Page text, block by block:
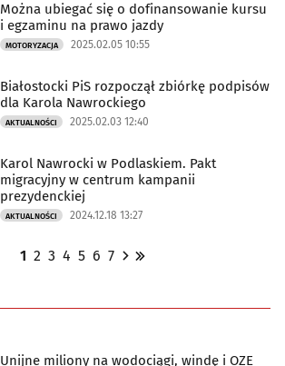
Można ubiegać się o dofinansowanie kursu
i egzaminu na prawo jazdy
MOTORYZACJA 2025.02.05 10:55
Białostocki PiS rozpoczął zbiórkę podpisów
dla Karola Nawrockiego
AKTUALNOŚCI 2025.02.03 12:40
Karol Nawrocki w Podlaskiem. Pakt
migracyjny w centrum kampanii
prezydenckiej
AKTUALNOŚCI 2024.12.18 13:27
1 2 3 4 5 6 7
Unijne miliony na wodociągi, windę i OZE